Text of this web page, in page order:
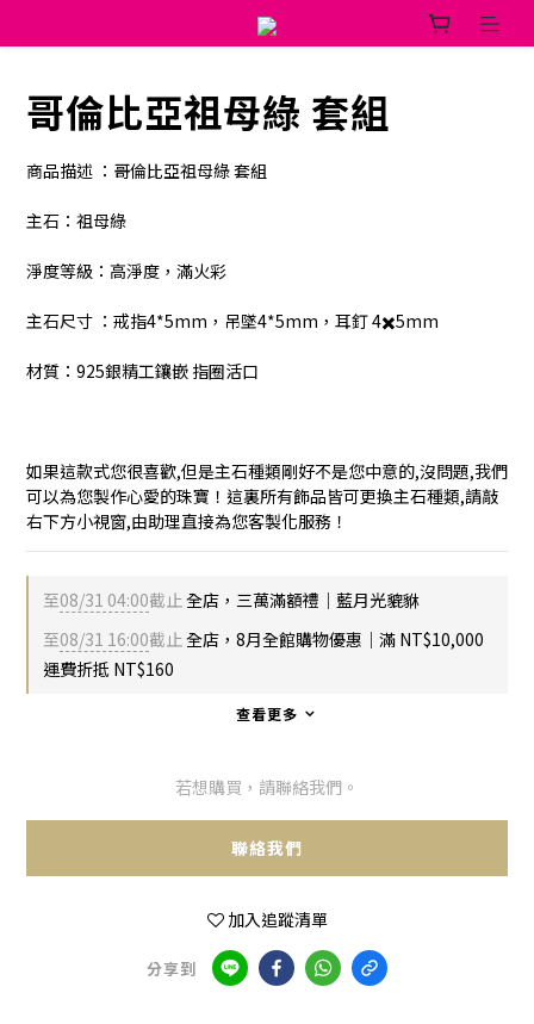
哥倫比亞祖母綠 套組
商品描述 ：哥倫比亞祖母綠 套組
主石：祖母綠
淨度等級：高淨度，滿火彩
主石尺寸 ：戒指4*5mm，吊墜4*5mm，耳釘 4✖️5mm
材質：925銀精工鑲嵌 指圈活口
如果這款式您很喜歡,但是主石種類剛好不是您中意的,沒問題,我們
可以為您製作心愛的珠寶！這裏所有飾品皆可更換主石種類,請敲
右下方小視窗,由助理直接為您客製化服務！
至08/31 04:00截止全店，三萬滿額禮｜藍月光貔貅
至08/31 16:00截止全店，8月全館購物優惠｜滿 NT$10,000
運費折抵 NT$160
查看更多
若想購買，請聯絡我們。
聯絡我們
加入追蹤清單
分享到